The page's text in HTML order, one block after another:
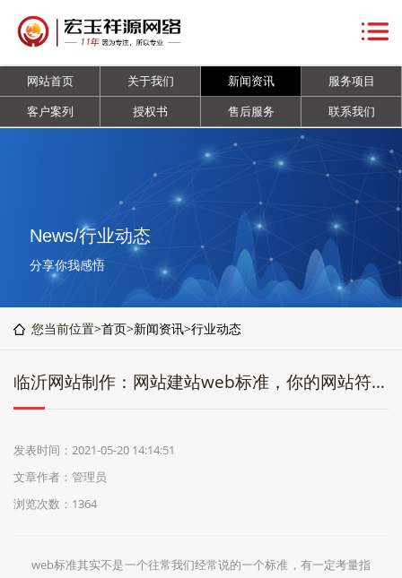
站
首
关
于
新
列
书
后
联
网站首页 关于我们 新闻资讯
服务项目
客户案列
授权书 售后服务 联系我们
News/行业动态
分享你我感悟
您当前位置>首页>新闻资讯>行业动态
临沂网站制作：网站建站web标准，你的网站符合web标准吗？
发表时间：2021-05-20 14:14:51
文章作者：管理员
浏览次数：1364
web标准其实不是一个往常我们经常说的一个标准，有一定考量指